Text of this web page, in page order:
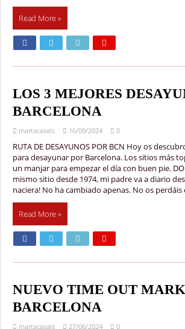
Read More »
LOS 3 MEJORES
BARCELONA
martacasals 16/09/2024 0
RUTA DE DESAYUNOS POR BCN Hoy os
para desayunar por Barcelona. Los sitios más
un manjar para empezar el día con buen pie.
mismo sitio desde 1974, mi padre va a diario
naciera! No ha cambiado apenas. No os
Read More »
NUEVO TIME OUT
BARCELONA
martacasals 27/06/2024 0